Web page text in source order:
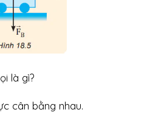
là gì?
cân bằng nhau.